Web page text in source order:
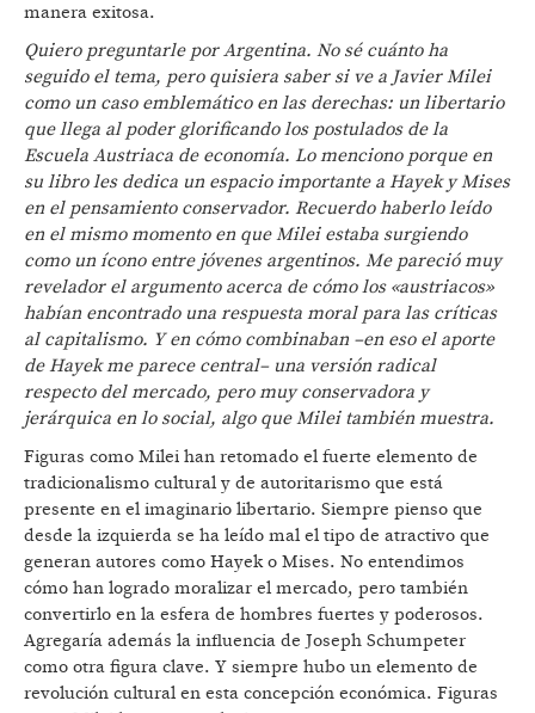
manera exitosa.
Quiero preguntarle por Argentina. No sé cuánto ha
seguido el tema, pero quisiera saber si ve a Javier Milei
como un caso emblemático en las derechas: un libertario
que llega al poder glorificando los postulados de la
Escuela Austriaca de economía. Lo menciono porque en
su libro les dedica un espacio importante a Hayek y Mises
en el pensamiento conservador. Recuerdo haberlo leído
en el mismo momento en que Milei estaba surgiendo
como un ícono entre jóvenes argentinos. Me pareciómuy
revelador el argumento acerca de cómo los «austriacos»
habían encontrado una respuesta moral para las críticas
al capitalismo. Y en cómo combinaban –en eso el aporte
de Hayek me parece central– una versión radical
respecto del mercado, pero muy conservadora y
jerárquica en lo social, algo que Milei también muestra.
Figuras como Milei han retomado el fuerte elemento de
tradicionalismo cultural y de autoritarismo que está
presente en el imaginario libertario. Siempre pienso que
desde la izquierda se ha leído mal el tipo de atractivo que
generan autores como Hayek o Mises. No entendimos
cómo han logrado moralizar el mercado, pero también
convertirlo en la esfera de hombres fuertes y poderosos.
Agregaría además la influencia de Joseph Schumpeter
como otra figura clave. Y siempre hubo un elemento de
revolución cultural en esta concepción económica. Figuras